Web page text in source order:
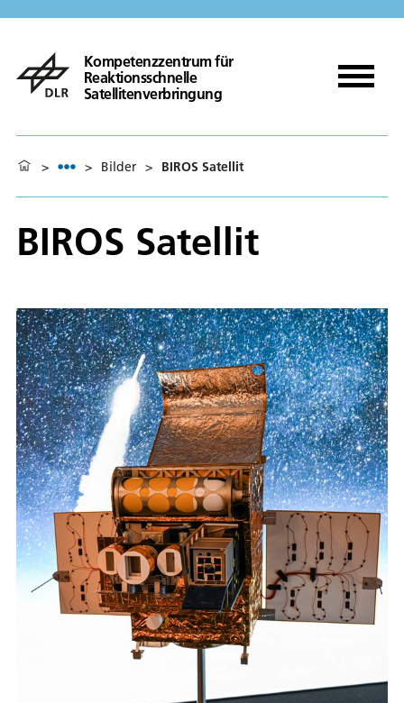
Kompetenzzentrum für
Reaktionsschnelle
Satellitenverbringung
> > Bilder > BIROS Satellit
BIROS Satellit